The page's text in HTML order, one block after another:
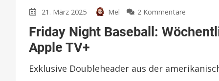
21. März 2025 Mel 2 Kommentare
Night
Event
ab
Friday Night Baseball:
Apple TV+
Exklusive Doubleheader aus der